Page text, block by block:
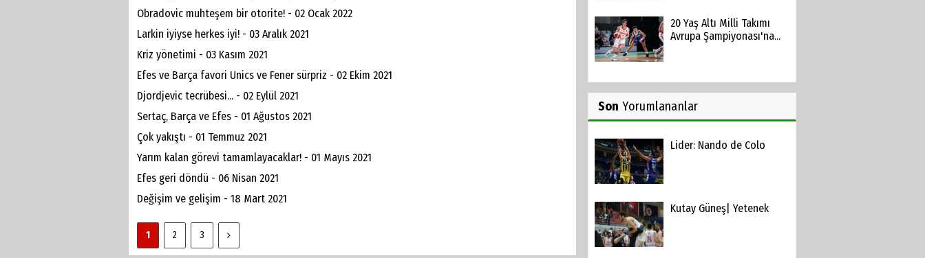
Obradovic muhteşem bir otorite! - 02 Ocak 2022
Larkin iyiyse herkes iyi! - 03 Aralık 2021
Kriz yönetimi - 03 Kasım 2021
Efes ve Barça favori Unics ve Fener sürpriz - 02 Ekim 2021
Djordjevic tecrübesi... - 02 Eylül 2021
Sertaç, Barça ve Efes - 01 Ağustos 2021
Çok yakıştı - 01 Temmuz 2021
Yarım kalan görevi tamamlayacaklar! - 01 Mayıs 2021
Efes geri döndü - 06 Nisan 2021
Değişim ve gelişim - 18 Mart 2021
1 2 3
20 Yaş Altı Milli Takımı
Avrupa Şampiyonası'na...
Son Yorumlananlar
Lider: Nando de Colo
Kutay Güneş| Yetenek